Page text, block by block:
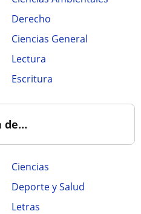
Derecho
Ciencias General
Lectura
Escritura
de…
Ciencias
Deporte y Salud
Letras